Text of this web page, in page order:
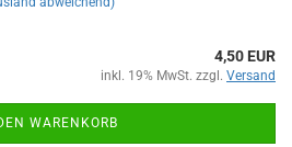
4,50 EUR
inkl. 19% MwSt. zzgl. Versand
WARENKORB